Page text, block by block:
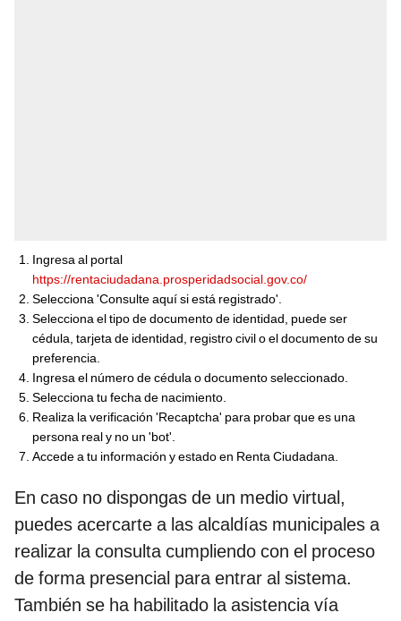
Ingresa al portal
https://rentaciudadana.prosperidadsocial.gov.co/
Selecciona 'Consulte aquí si está registrado'.
Selecciona el tipo de documento de identidad, puede ser
cédula, tarjeta de identidad, registro civil o el documento de su
preferencia.
Ingresa el número de cédula o documento seleccionado.
Selecciona tu fecha de nacimiento.
Realiza la verificación 'Recaptcha' para probar que es una
persona real y no un 'bot'.
Accede a tu información y estado en Renta Ciudadana.
En caso no dispongas de un medio virtual,
puedes acercarte a las alcaldías municipales a
realizar la consulta cumpliendo con el proceso
de forma presencial para entrar al sistema.
También se ha habilitado la asistencia vía